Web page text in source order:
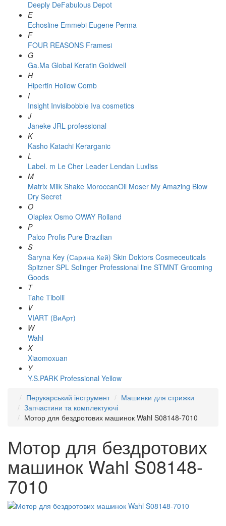
Deeply DeFabulous Depot
E
Echosline Emmebi Eugene Perma
F
FOUR REASONS Framesi
G
Ga.Ma Global Keratin Goldwell
H
Hipertin Hollow Comb
I
Insight Invisibobble Iva cosmetics
J
Janeke JRL professional
K
Kasho Katachi Kerarganic
L
Label. m Le Cher Leader Lendan Luxliss
M
Matrix Milk Shake MoroccanOil Moser My Amazing Blow
Dry Secret
O
Olaplex Osmo OWAY Rolland
P
Palco Profis Pure Brazilian
S
Saryna Key (Сарина Кей) Skin Doktors Cosmeceuticals
Spitzner SPL Solinger Professional line STMNT Grooming
Goods
T
Tahe Tibolli
V
VIART (ВиАрт)
W
Wahl
X
Xiaomoxuan
Y
Y.S.PARK Professional Yellow
Перукарський інструмент
Машинки для стрижки
Запчастини та комплектуючі
Мотор для бездротових машинок Wahl S08148-7010
Мотор для бездротових
машинок Wahl S08148-
7010